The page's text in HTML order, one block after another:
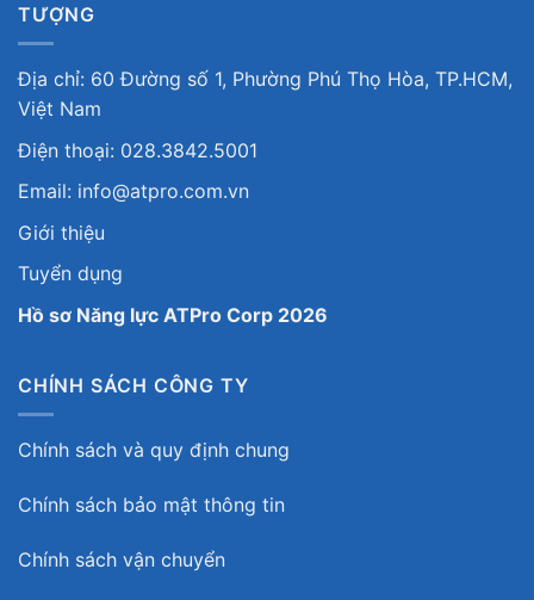
TƯỢNG
Địa chỉ: 60 Đường số 1, Phường Phú Thọ Hòa, TP.HCM,
Việt Nam
Điện thoại: 028.3842.5001
Email: info@atpro.com.vn
Giới thiệu
Tuyển dụng
Hồ sơ Năng lực ATPro Corp 2026
CHÍNH SÁCH CÔNG TY
Chính sách và quy định chung
Chính sách bảo mật thông tin
Chính sách vận chuyển